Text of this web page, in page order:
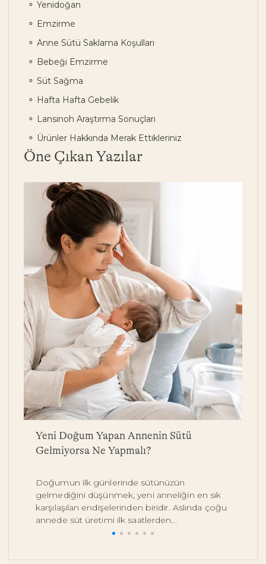
Yenidoğan
Emzirme
Anne Sütü Saklama Koşulları
Bebeği Emzirme
Süt Sağma
Hafta Hafta Gebelik
Lansinoh Araştırma Sonuçları
Ürünler Hakkında Merak Ettikleriniz
Öne Çıkan Yazılar
Yeni Doğum Yapan Annenin Sütü
Gelmiyorsa Ne Yapmalı?
Doğumun ilk günlerinde sütünüzün
gelmediğini düşünmek, yeni anneliğin en sık
karşılaşılan endişelerinden biridir. Aslında çoğu
annede süt üretimi ilk saatlerden...